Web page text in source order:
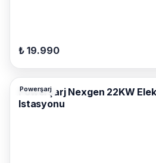
₺ 19.990
Powerşarj
Powerşarj Nexgen 22KW
Istasyonu